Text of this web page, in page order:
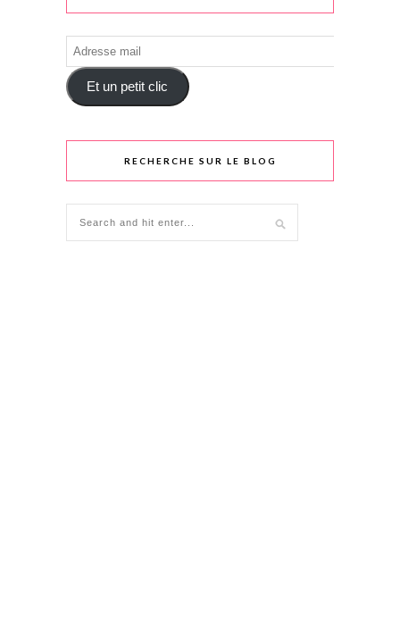
Adresse
mail
Et un petit clic
RECHERCHE SUR LE BLOG